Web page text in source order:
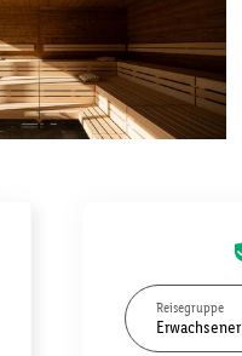
Reisegruppe
Erwachsener